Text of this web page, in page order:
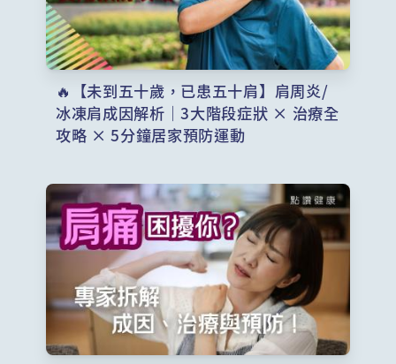
🔥【未到五十歲，已患五十肩】肩周炎/
冰凍肩成因解析｜3大階段症狀 × 治療全
攻略 × 5分鐘居家預防運動